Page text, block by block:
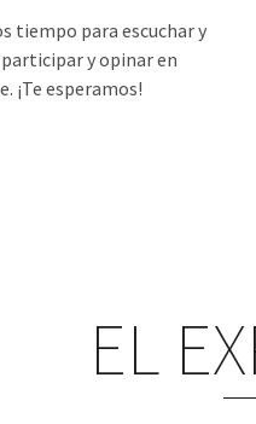
tiempo para escuchar y
y opinar en
¡Te esperamos!
EL